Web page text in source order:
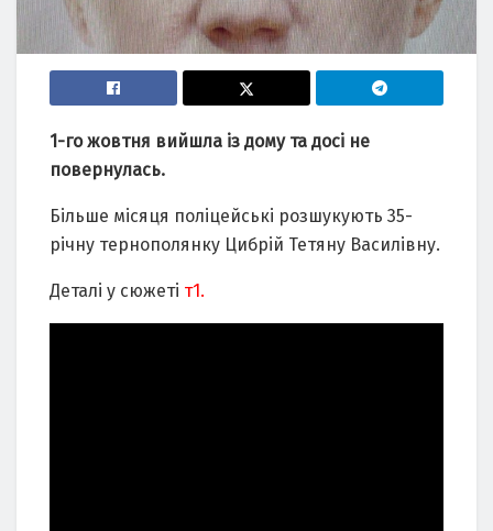
1-го жовтня вийшла із дому та досі не
повернулась.
Більше місяця поліцейські розшукують 35-
річну тернополянку Цибрій Тетяну Василівну.
Деталі у сюжеті т1.